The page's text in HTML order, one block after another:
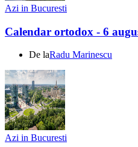
Azi in Bucuresti
Calendar ortodox - 6
De laRadu Marinescu
Azi in Bucuresti